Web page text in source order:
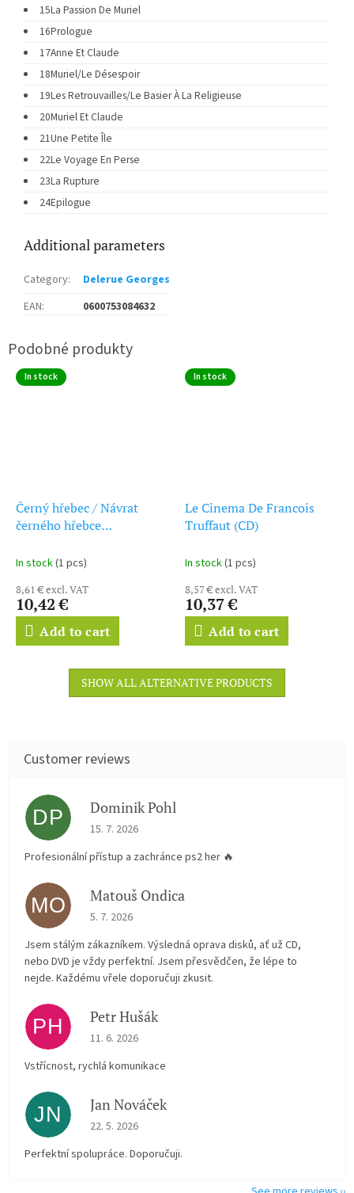
15La Passion De Muriel
16Prologue
17Anne Et Claude
18Muriel/Le Désespoir
19Les Retrouvailles/Le Basier À La Religieuse
20Muriel Et Claude
21Une Petite Île
22Le Voyage En Perse
23La Rupture
24Epilogue
Additional parameters
Category:
Delerue Georges
EAN: 0600753084632
In stock
Černý hřebec / Návrat
černého hřebce
Black Stallion / The Black
In stock(1 pcs)
8,61 € excl. VAT
10,42 €
Add to cart
In stock
Le Cinema De Francois
Truffaut (CD)
In stock(1 pcs)
8,57 € excl. VAT
10,37 €
Add to cart
SHOW ALL ALTERNATIVE PRODUCTS
DP Dominik Pohl
The store rating is 5 out of 5 stars.
15. 7. 2026
Profesionální přístup a zachránce ps2 her 🔥
MO Matouš Ondica
The store rating is 5 out of 5 stars.
5. 7. 2026
Jsem stálým zákazníkem. Výsledná oprava disků, ať už CD,
nebo DVD je vždy perfektní. Jsem přesvědčen, že lépe to
nejde. Každému vřele doporučuji zkusit.
PH Petr Hušák
The store rating is 5 out of 5 stars.
11. 6. 2026
Vstřícnost, rychlá komunikace
JN Jan Nováček
The store rating is 5 out of 5 stars.
22. 5. 2026
Perfektní spolupráce. Doporučuji.